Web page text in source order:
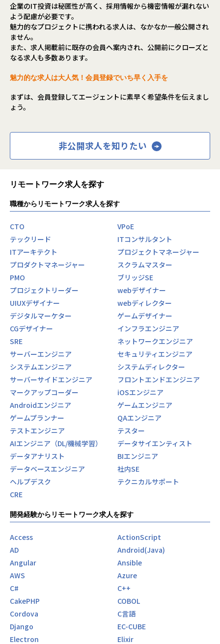
企業のIT投資は秘匿性が高く、採用情報から機密情報が漏れない
よう配慮が必要です。
魅力的なプロジェクトに携われる求人は、なかなか一般公開され
ません。
また、求人掲載前に既存の会員へ案内され、公開前にクローズと
なる求人も多数あります。
魅力的な求人は大人気！会員登録でいち早く入手を
まずは、会員登録してエージェントに素早く希望条件を伝えまし
ょう。
非公開求人を知りたい
リモートワーク求人を探す
職種からリモートワーク求人を探す
CTO
VPoE
テックリード
ITコンサルタント
ITアーキテクト
プロジェクトマネージャー
プロダクトマネージャー
スクラムマスター
PMO
ブリッジSE
プロジェクトリーダー
webデザイナー
UIUXデザイナー
webディレクター
デジタルマーケター
ゲームデザイナー
CGデザイナー
インフラエンジニア
SRE
ネットワークエンジニア
サーバーエンジニア
セキュリティエンジニア
システムエンジニア
システムディレクター
サーバーサイドエンジニア
フロントエンドエンジニア
マークアップコーダー
iOSエンジニア
Androidエンジニア
ゲームエンジニア
ゲームプランナー
QAエンジニア
テストエンジニア
テスター
AIエンジニア（DL/機械学習）
データサイエンティスト
データアナリスト
BIエンジニア
データベースエンジニア
社内SE
ヘルプデスク
テクニカルサポート
CRE
開発経験からリモートワーク求人を探す
Access
ActionScript
AD
Android(Java)
Angular
Ansible
AWS
Azure
C#
C++
CakePHP
COBOL
Cordova
C言語
Django
EC-CUBE
Electron
Elixir